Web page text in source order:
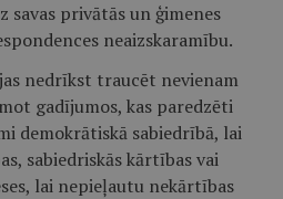
savas privātās un ģimenes
neaizskaramību.
nedrīkst traucēt nevienam
gadījumos, kas paredzēti
demokrātiskā sabiedrībā, lai
sabiedriskās kārtības vai
lai nepieļautu nekārtības